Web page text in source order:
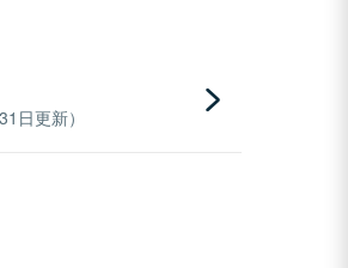
日更新）